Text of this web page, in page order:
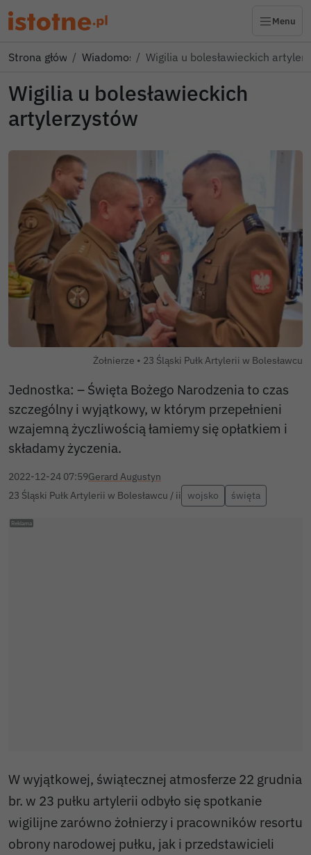
Menu
Strona główna Wiadomości Wigilia u bolesławieckich
Wigilia u bolesławieckich
artylerzystów
Żołnierze • Autor zdjęcia:
23 Śląski Pułk Artylerii w Bolesławcu
Jednostka: – Święta Bożego Narodzenia to czas
szczególny i wyjątkowy, w którym przepełnieni
wzajemną życzliwością łamiemy się opłatkiem i
składamy życzenia.
2022-12-24 07:59Gerard Augustyn
23 Śląski Pułk Artylerii w Bolesławcu / ii
wojsko święta
W wyjątkowej, świątecznej atmosferze 22 grudnia
br. w 23 pułku artylerii odbyło się spotkanie
wigilijne zarówno żołnierzy i pracowników resortu
obrony narodowej pułku, jak i przedstawicieli